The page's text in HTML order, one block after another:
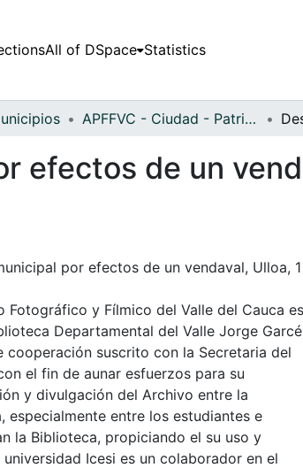
All of DSpace Statistics
APFFVC - Ciudad - Patrimonial
efectos de un
por efectos de un vendaval, Ulloa, 1
Fotográfico y Fílmico del Valle del Cauca es
Departamental del Valle Jorge
cooperación suscrito con la Secretaria del
el fin de aunar esfuerzos para su
y divulgación del Archivo entre la
especialmente entre los estudiantes e
la Biblioteca, propiciando el su uso y
Icesi es un colaborador en el